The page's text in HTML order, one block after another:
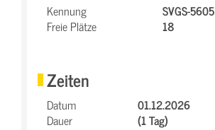
Kennung
SVGS-5605
Freie Plätze
18
Zeiten
Datum
01.12.2026
Dauer
(1 Tag)